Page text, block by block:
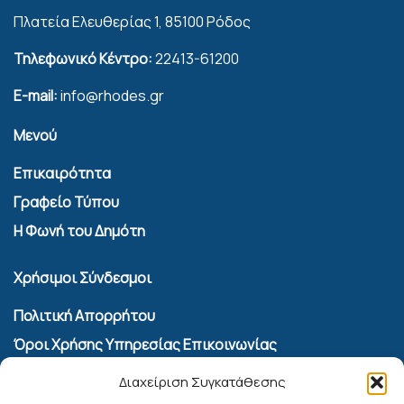
Διαχείριση Συγκατάθεσης
Πλατεία Ελευθερίας 1, 85100 Ρόδος
Τηλεφωνικό Κέντρο:22413-61200
E-mail:info@rhodes.gr
Μενού
Επικαιρότητα
Γραφείο Τύπου
Η Φωνή του Δημότη
Χρήσιμοι Σύνδεσμοι
Πολιτική Απορρήτου
Όροι Χρήσης Υπηρεσίας Επικοινωνίας
Πολιτική Cookies (ΕΕ)